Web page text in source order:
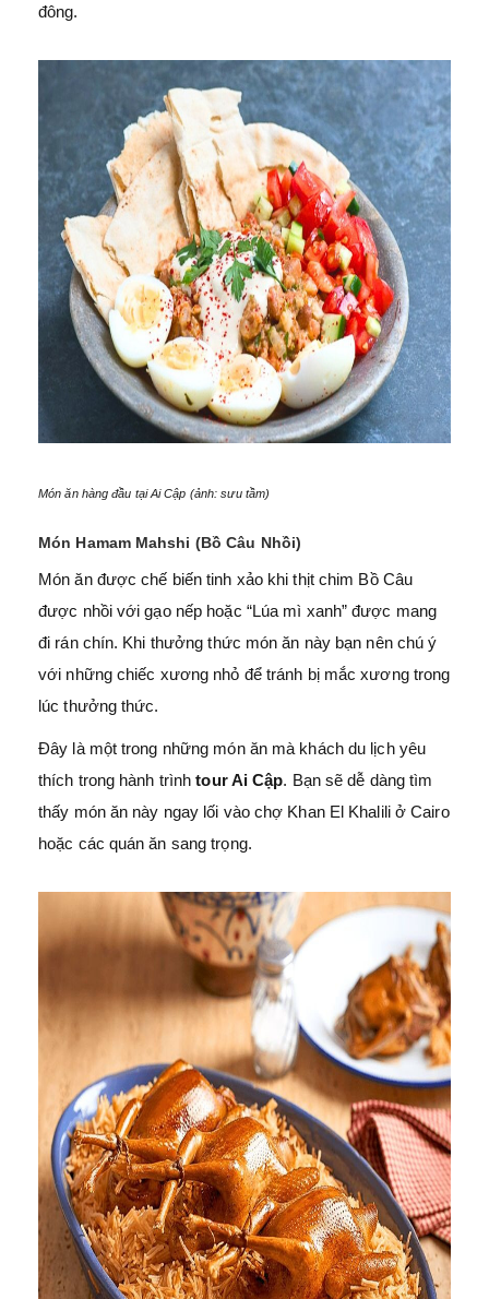
đông.
Món ăn hàng đầu tại Ai Cập (ảnh: sưu tầm)
Món Hamam Mahshi (Bồ Câu Nhồi)
Món ăn được chế biến tinh xảo khi thịt chim Bồ Câu
được nhồi với gạo nếp hoặc “Lúa mì xanh” được mang
đi rán chín. Khi thưởng thức món ăn này bạn nên chú ý
với những chiếc xương nhỏ để tránh bị mắc xương trong
lúc thưởng thức.
Đây là một trong những món ăn mà khách du lịch yêu
thích trong hành trình tour Ai Cập. Bạn sẽ dễ dàng tìm
thấy món ăn này ngay lối vào chợ Khan El Khalili ở Cairo
hoặc các quán ăn sang trọng.